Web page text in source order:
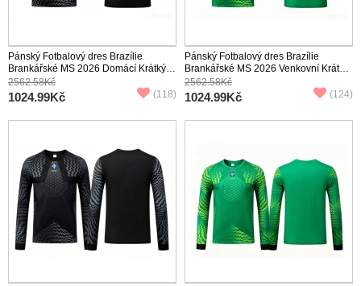
Pánský Fotbalový dres Brazílie
Brankářské MS 2026 Domácí Krátký
Rukáv
2562.58Kč
1024.99Kč (118)
Pánský Fotbalový dres Brazílie
Brankářské MS 2026 Venkovní Krátký
Rukáv
2562.58Kč
1024.99Kč (124)